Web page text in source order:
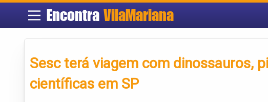
Encontra VilaMariana
Sesc terá viagem com dinossauros,
científicas em SP